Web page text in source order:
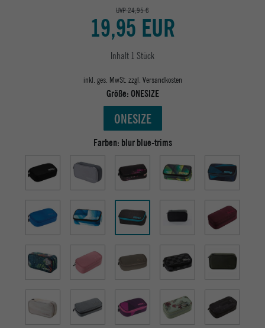
UVP 24,95 €
19,95 EUR
Inhalt 1 Stück
inkl. ges. MwSt. zzgl. Versandkosten
Größe:ONESIZE
ONESIZE
Farben: blur blue-trims